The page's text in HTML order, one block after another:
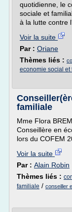
quotidienne, le
sociale et
à la lutte contre
Voir la suite
Par : Oriane
Thèmes liés :
economie social et
familiale
Mme Flora
Conseillère en
lors du COFEM
Voir la suite
Par : Alain Robin
Thèmes liés :
familiale / conseiller